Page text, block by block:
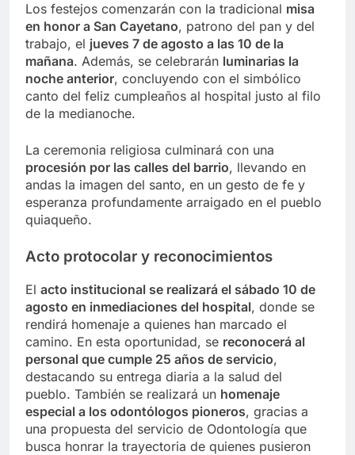
Los festejos comenzarán con la tradicional misa
en honor a San Cayetano, patrono del pan y del
trabajo, el jueves 7 de agosto a las 10 de la
mañana. Además, se celebrarán luminarias la
noche anterior, concluyendo con el simbólico
canto del feliz cumpleaños al hospital justo al filo
de la medianoche.
La ceremonia religiosa culminará con una
procesión por las calles del barrio, llevando en
andas la imagen del santo, en un gesto de fe y
esperanza profundamente arraigado en el pueblo
quiaqueño.
Acto protocolar y reconocimientos
El acto institucional se realizará el sábado 10 de
agosto en inmediaciones del hospital, donde se
rendirá homenaje a quienes han marcado el
camino. En esta oportunidad, se reconocerá al
personal que cumple 25 años de servicio,
destacando su entrega diaria a la salud del
pueblo. También se realizará un homenaje
especial a los odontólogos pioneros, gracias a
una propuesta del servicio de Odontología que
busca honrar la trayectoria de quienes pusieron